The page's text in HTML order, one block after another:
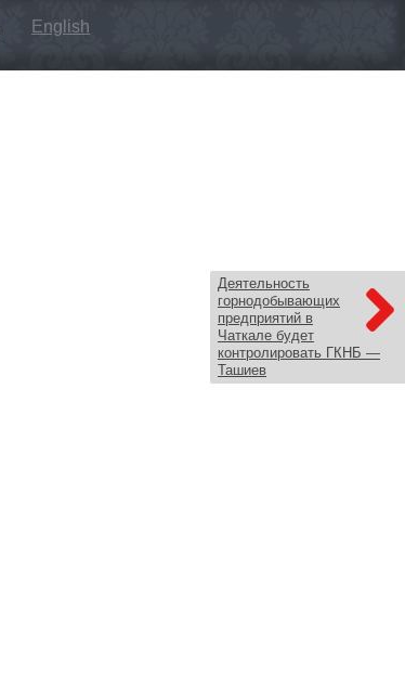
English
Деятельность
горнодобывающих
предприятий в
Чаткале будет
контролировать ГКНБ —
Ташиев